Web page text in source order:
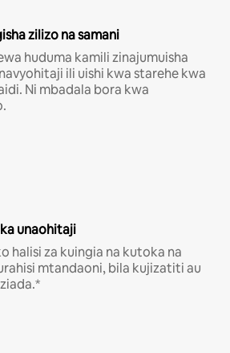
zilizo na samani
huduma kamili zinajumuisha
ili uishi kwa starehe kwa
Ni mbadala bora kwa
unaohitaji
halisi za kuingia na kutoka na
mtandaoni, bila kujizatiti au